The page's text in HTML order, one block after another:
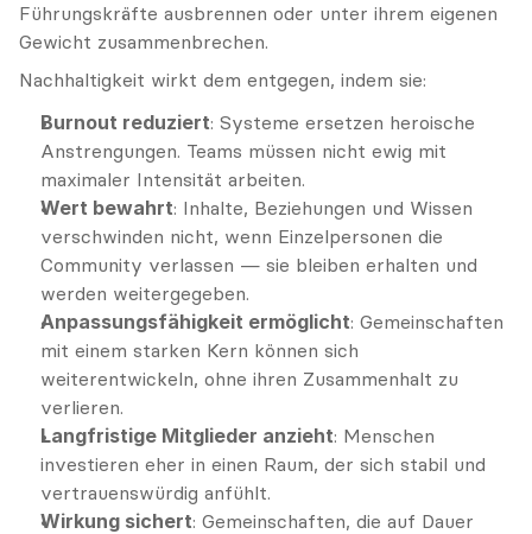
Führungskräfte ausbrennen oder unter ihrem eigenen
Gewicht zusammenbrechen.
Nachhaltigkeit wirkt dem entgegen, indem sie:
Burnout reduziert: Systeme ersetzen heroische
Anstrengungen. Teams müssen nicht ewig mit
maximaler Intensität arbeiten.
Wert bewahrt: Inhalte, Beziehungen und Wissen
verschwinden nicht, wenn Einzelpersonen die
Community verlassen — sie bleiben erhalten und
werden weitergegeben.
Anpassungsfähigkeit ermöglicht: Gemeinschaften
mit einem starken Kern können sich
weiterentwickeln, ohne ihren Zusammenhalt zu
verlieren.
Langfristige Mitglieder anzieht: Menschen
investieren eher in einen Raum, der sich stabil und
vertrauenswürdig anfühlt.
Wirkung sichert: Gemeinschaften, die auf Dauer